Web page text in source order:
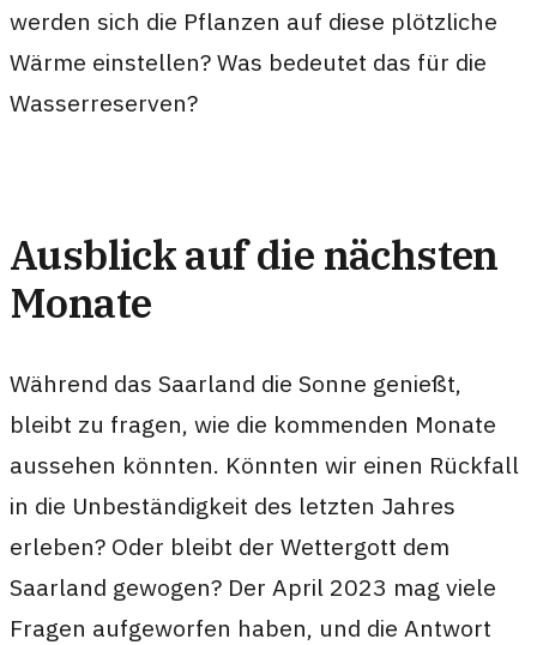
werden sich die Pflanzen auf diese plötzliche
Wärme einstellen? Was bedeutet das für die
Wasserreserven?
Ausblick auf die nächsten
Monate
Während das Saarland die Sonne genießt,
bleibt zu fragen, wie die kommenden Monate
aussehen könnten. Könnten wir einen Rückfall
in die Unbeständigkeit des letzten Jahres
erleben? Oder bleibt der Wettergott dem
Saarland gewogen? Der April 2023 mag viele
Fragen aufgeworfen haben, und die Antwort